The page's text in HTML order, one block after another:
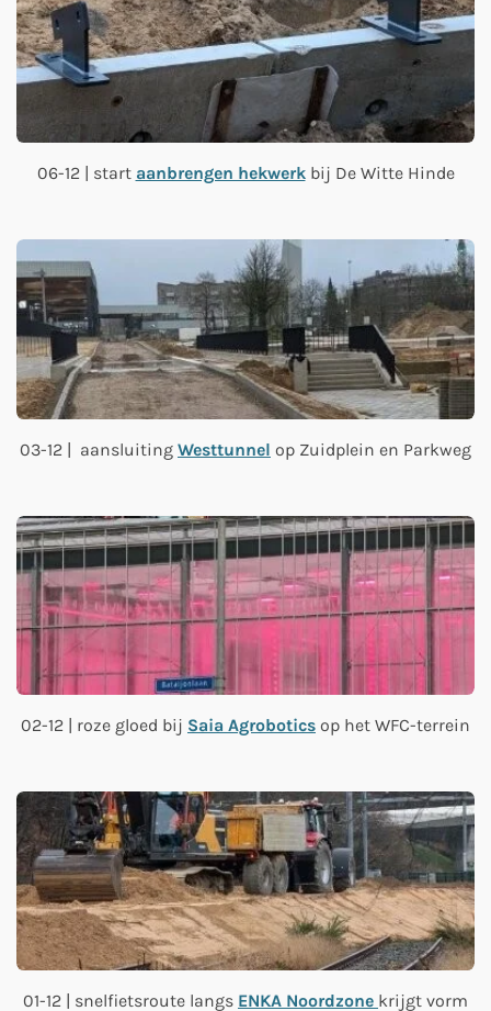
06-12 | start aanbrengen hekwerkbij De Witte Hinde
03-12 | aansluiting Westtunnel op Zuidplein en Parkweg
02-12 | roze gloed bij Saia Agrobotics op het WFC-terrein
01-12 | snelfietsroute langs ENKA Noordzone krijgt vorm